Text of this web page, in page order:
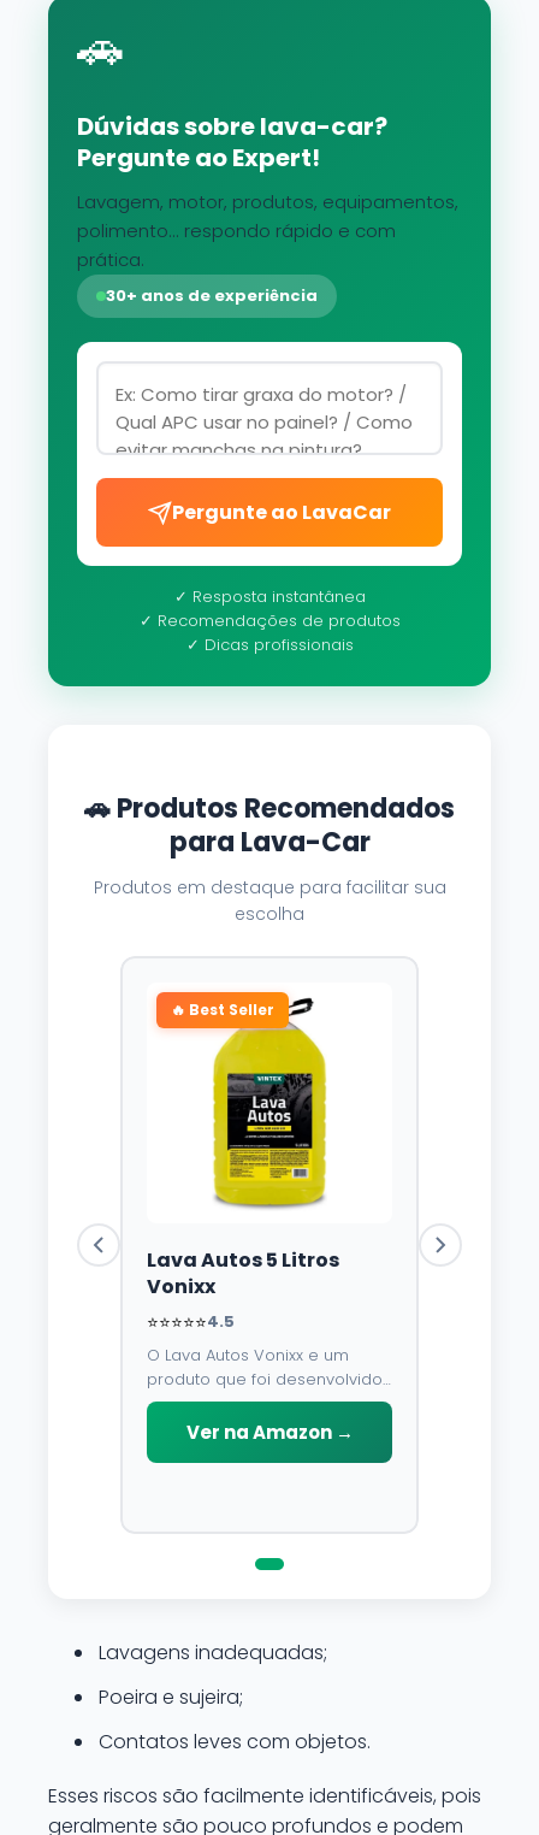
🚗
Dúvidas sobre lava-car?
Pergunte ao Expert!
Lavagem, motor, produtos, equipamentos,
polimento... respondo rápido e com
prática.
30+ anos de experiência
Pergunte ao LavaCar
✓ Resposta instantânea
✓ Recomendações de produtos
✓ Dicas profissionais
🚗 Produtos Recomendados
para Lava-Car
Produtos em destaque para facilitar sua
escolha
🔥 Best Seller
Lava Autos 5 Litros
Vonixx
⭐⭐⭐⭐⭐4.5
O Lava Autos Vonixx e um
produto que foi desenvolvido
para limpar, proteger e
conservar a lataria do veiculo.
Por possuir pH neutro, pode
Ver na Amazon →
Lavagens inadequadas;
Poeira e sujeira;
Contatos leves com objetos.
Esses riscos são facilmente identificáveis, pois
geralmente são pouco profundos e podem